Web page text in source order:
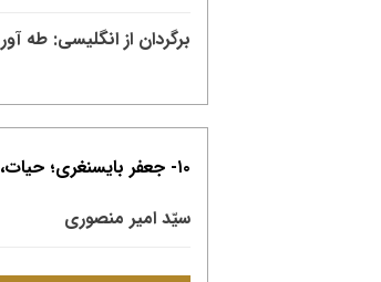
برگردان از انگلیسی: طه آور
۱۰- جعفر بایسنغری؛ حیات، هنر و شیوه
سیّد امیر منصوری